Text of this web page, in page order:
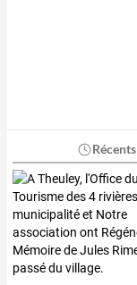
Récents